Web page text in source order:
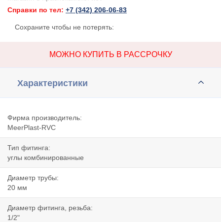
Справки по тел: +7 (342) 206-06-83
Сохраните чтобы не потерять:
МОЖНО КУПИТЬ В РАССРОЧКУ
Характеристики
Фирма производитель:
MeerPlast-RVC
Тип фитинга:
углы комбинированные
Диаметр трубы:
20 мм
Диаметр фитинга, резьба:
1/2"